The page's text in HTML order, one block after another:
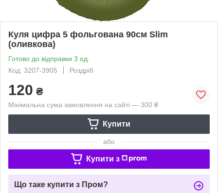
Куля цифра 5 фольгована 90см Slim
(оливкова)
Готово до відправки 3 од.
Код: 3207-3905
Роздріб
120 ₴
Мінімальна сума замовлення на сайті — 300 ₴
Купити
або
Купити з
Що таке купити з Пром?